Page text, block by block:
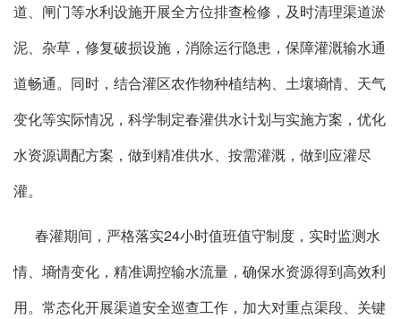
道、闸门等水利设施开展全方位排查检修，及时清理渠道淤
泥、杂草，修复破损设施，消除运行隐患，保障灌溉输水通
道畅通。同时，结合灌区农作物种植结构、土壤墒情、天气
变化等实际情况，科学制定春灌供水计划与实施方案，优化
水资源调配方案，做到精准供水、按需灌溉，做到应灌尽
灌。
春灌期间，严格落实24小时值班值守制度，实时监测水
情、墒情变化，精准调控输水流量，确保水资源得到高效利
用。常态化开展渠道安全巡查工作，加大对重点渠段、关键